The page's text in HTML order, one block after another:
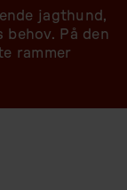
jagthund,
behov. På den
rammer